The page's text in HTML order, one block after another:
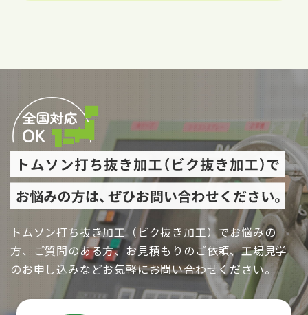
トムソン打ち抜き加工（ビク抜き加工）でお悩みの
方、ご質問のある方、お見積もりのご依頼、工場見学
のお申し込みなどお気軽にお問い合わせください。